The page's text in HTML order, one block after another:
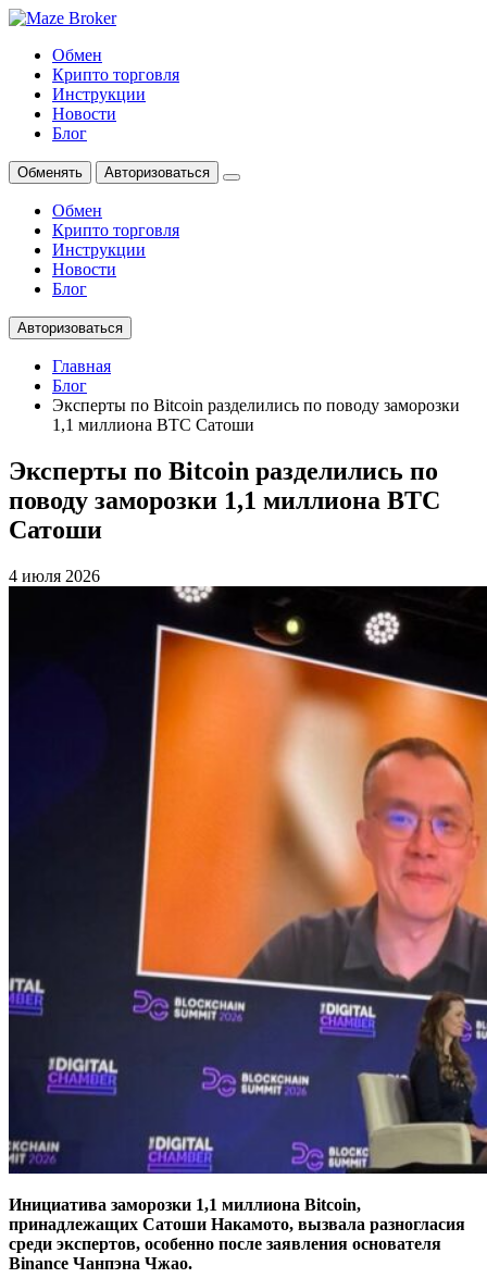
Обмен
Крипто торговля
Инструкции
Новости
Блог
Обменять Авторизоваться
Обмен
Крипто торговля
Инструкции
Новости
Блог
Авторизоваться
Главная
Блог
Эксперты по Bitcoin разделились по поводу заморозки
1,1 миллиона BTC Сатоши
Эксперты по Bitcoin разделились по
поводу заморозки 1,1 миллиона BTC
Сатоши
4 июля 2026
Инициатива заморозки 1,1 миллиона Bitcoin,
принадлежащих Сатоши Накамото, вызвала разногласия
среди экспертов, особенно после заявления основателя
Binance Чанпэна Чжао.